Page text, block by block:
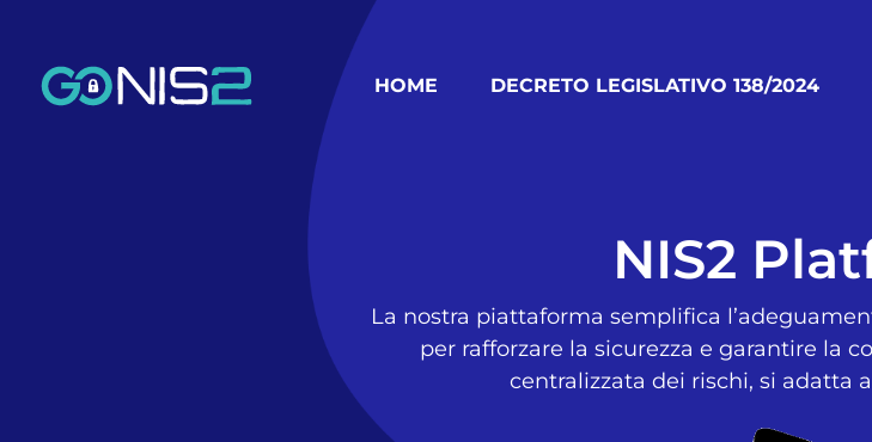
HOME DECRETO LEGISLATIVO 138/2024
NIS2
La nostra piattaforma semplifica
per rafforzare la sicurezza e garantire la
centralizzata dei rischi, si adatta